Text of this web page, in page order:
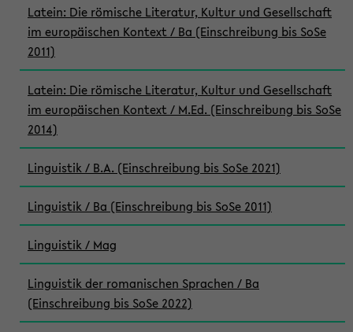
Latein: Die römische Literatur, Kultur und Gesellschaft
im europäischen Kontext / Ba (Einschreibung bis SoSe
2011)
Latein: Die römische Literatur, Kultur und Gesellschaft
im europäischen Kontext / M.Ed. (Einschreibung bis SoSe
2014)
Linguistik / B.A. (Einschreibung bis SoSe 2021)
Linguistik / Ba (Einschreibung bis SoSe 2011)
Linguistik / Mag
Linguistik der romanischen Sprachen / Ba
(Einschreibung bis SoSe 2022)